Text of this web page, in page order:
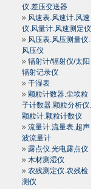
仪.差压变送器
风速表.风速计.风速
仪.风量计.风速测定仪
风压表.风压测量仪.
风压仪
辐射计/辐射仪/太阳
辐射记录仪
干湿表
颗粒计数器.尘埃粒
子计数器.颗粒分析仪.
颗粒计.颗粒计数仪
流量计.流量表.超声
波流量计
露点仪.光电露点仪
木材测湿仪
农残测定仪.农残检
测仪